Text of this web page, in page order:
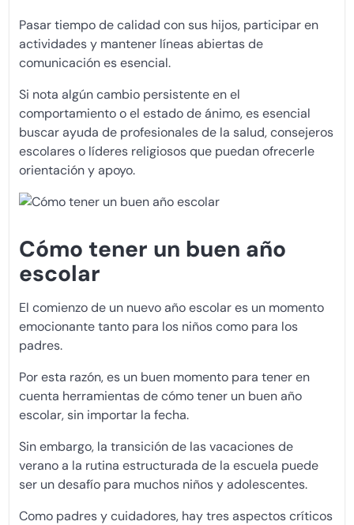
Pasar tiempo de calidad con sus hijos, participar en
actividades y mantener líneas abiertas de
comunicación es esencial.
Si nota algún cambio persistente en el
comportamiento o el estado de ánimo, es esencial
buscar ayuda de profesionales de la salud, consejeros
escolares o líderes religiosos que puedan ofrecerle
orientación y apoyo.
Cómo tener un buen año
escolar
El comienzo de un nuevo año escolar es un momento
emocionante tanto para los niños como para los
padres.
Por esta razón, es un buen momento para tener en
cuenta herramientas de cómo tener un buen año
escolar, sin importar la fecha.
Sin embargo, la transición de las vacaciones de
verano a la rutina estructurada de la escuela puede
ser un desafío para muchos niños y adolescentes.
Como padres y cuidadores, hay tres aspectos críticos